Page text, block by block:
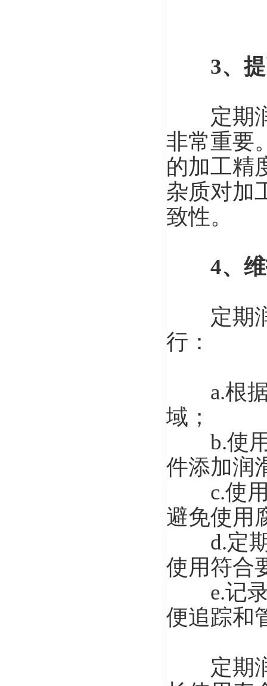
3、
定期润
非常重要
的加工精
杂质对加
致性。
4、
定期润
行：
a.根据
域；
b.使用
件添加润
c.使用
避免使用
d.定期
使用符合
e.记录
便追踪和
定期润